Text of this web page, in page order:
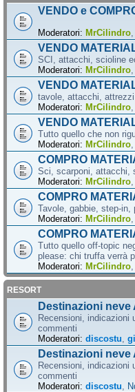
VENDO e
Moderatori: MrCilindro
VENDO
SCI, attacchi, scioline
Moderatori: MrCilindro
VENDO
tavole, attacchi,
Moderatori: MrCilindro
VENDO
Tutto quello che non
Moderatori: MrCilindro
COMPRO
Sci, scarponi, attacchi,
Moderatori: MrCilindro
COMPRO
Tavole, gabbie, step-
Moderatori: MrCilindro
COMPRO
Tutto quello off-topic
please: chi truffa verrà
Moderatori: MrCilindro
RESORT
Destinazioni
Recensioni, indicazioni
commenti
Moderatori: discostu
Destinazioni
Recensioni, indicazioni
commenti
Moderatori: discostu